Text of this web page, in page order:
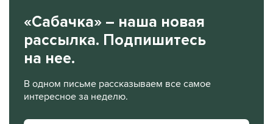
«Сабачка» – наша новая
рассылка. Подпишитесь
на нее.
В одном письме рассказываем все самое
интересное за неделю.